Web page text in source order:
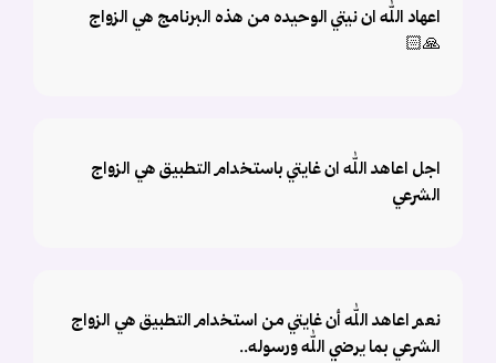
اعهاد الله ان نيتي الوحيده من هذه البرنامج هي الزواج
🙏🏻
اجل اعاهد الله ان غايتي باستخدام التطبيق هي الزواج
الشرعي
نعم اعاهد الله أن غايتي من استخدام التطبيق هي الزواج
الشرعي بما يرضي الله ورسوله..